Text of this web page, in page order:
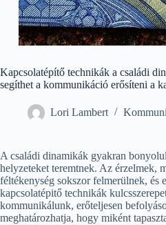
Kapcsolatépítő technikák a családi
segíthet a kommunikáció erősíteni a
Lori Lambert
A családi dinamikák gyakran
helyzeteket teremtnek. Az érzelmek,
féltékenység sokszor felmerülnek, és
kapcsolatépitő technikák
kommunikálunk, erőteljesen
meghatározhatja, hogy miként